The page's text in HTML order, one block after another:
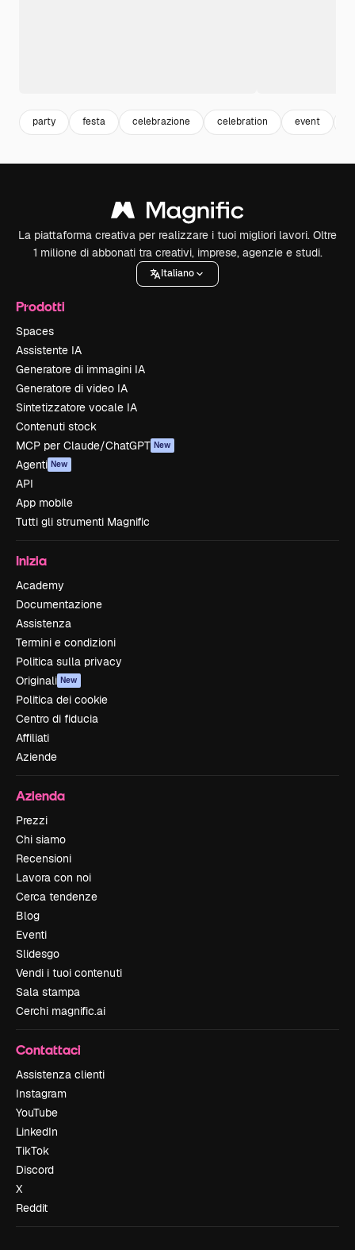
party festa celebrazione celebration event
La piattaforma creativa per realizzare i tuoi migliori lavori. Oltre
1 milione di abbonati tra creativi, imprese, agenzie e studi.
Italiano
Prodotti
Spaces
Assistente IA
Generatore di immagini IA
Generatore di video IA
Sintetizzatore vocale IA
Contenuti stock
MCP per Claude/ChatGPT New
Agenti New
API
App mobile
Tutti gli strumenti Magnific
Inizia
Academy
Documentazione
Assistenza
Termini e condizioni
Politica sulla privacy
Originali New
Politica dei cookie
Centro di fiducia
Affiliati
Aziende
Azienda
Prezzi
Chi siamo
Recensioni
Lavora con noi
Cerca tendenze
Blog
Eventi
Slidesgo
Vendi i tuoi contenuti
Sala stampa
Cerchi magnific.ai
Contattaci
Assistenza clienti
Instagram
YouTube
LinkedIn
TikTok
Discord
X
Reddit